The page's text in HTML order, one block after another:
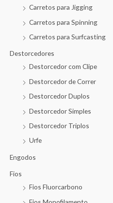
Carretos para Jigging
Carretos para Spinning
Carretos para Surfcasting
Destorcedores
Destorcedor com Clipe
Destorcedor de Correr
Destorcedor Duplos
Destorcedor Simples
Destorcedor Triplos
Urfe
Engodos
Fios
Fios Fluorcarbono